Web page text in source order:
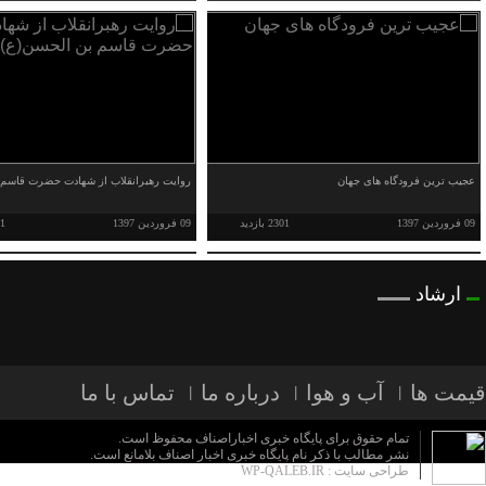
عجیب ترین فرودگاه های جهان
09 فروردین 1397 2301 بازدید
روایت رهبرانقلاب از شهادت حضرت
09 فروردین 1397
ارشاد
قیمت ها آب و هوا درباره ما تماس با ما
تمام حقوق برای پایگاه خبری اخباراصناف محفوظ است.
نشر مطالب با ذکر نام پایگاه خبری اخبار اصناف بلامانع است.
طراحی سایت : WP-QALEB.IR